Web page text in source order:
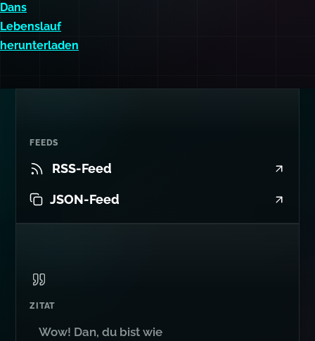
Dans
Lebenslauf
herunterladen
FEEDS
RSS-Feed
JSON-Feed
ZITAT
Wow! Dan, du bist wie